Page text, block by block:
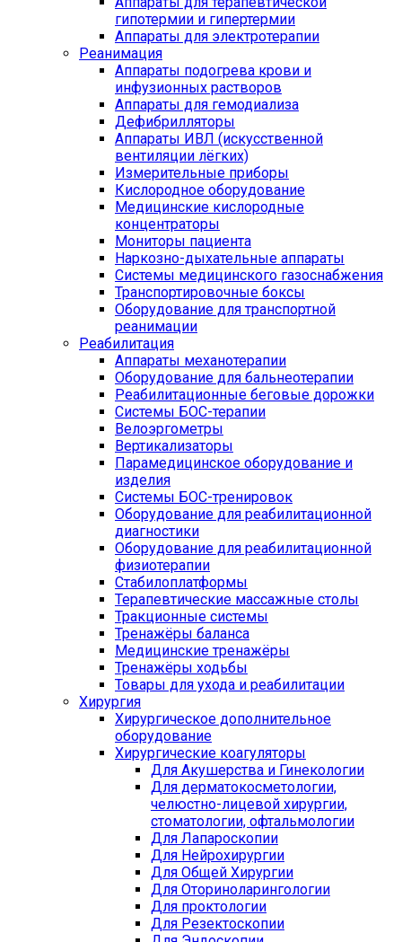
гипотермии и гипертермии
Аппараты для электротерапии
Реанимация
Аппараты подогрева крови и
инфузионных растворов
Аппараты для гемодиализа
Дефибрилляторы
Аппараты ИВЛ (искусственной
вентиляции лёгких)
Измерительные приборы
Кислородное оборудование
Медицинские кислородные
концентраторы
Мониторы пациента
Наркозно-дыхательные аппараты
Системы медицинского газоснабжения
Транспортировочные боксы
Оборудование для транспортной
реанимации
Реабилитация
Аппараты механотерапии
Оборудование для бальнеотерапии
Реабилитационные беговые дорожки
Системы БОС-терапии
Велоэргометры
Вертикализаторы
Парамедицинское оборудование и
изделия
Системы БОС-тренировок
Оборудование для реабилитационной
диагностики
Оборудование для реабилитационной
физиотерапии
Стабилоплатформы
Терапевтические массажные столы
Тракционные системы
Тренажёры баланса
Медицинские тренажёры
Тренажёры ходьбы
Товары для ухода и реабилитации
Хирургия
Хирургическое дополнительное
оборудование
Хирургические коагуляторы
Для Акушерства и Гинекологии
Для дерматокосметологии,
челюстно-лицевой хирургии,
стоматологии, офтальмологии
Для Лапароскопии
Для Нейрохирургии
Для Общей Хирургии
Для Оториноларингологии
Для проктологии
Для Резектоскопии